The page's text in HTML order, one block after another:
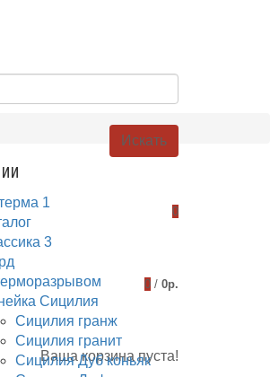
Искать
0
0 / 0р.
Ваша корзина пуста!
1
3
Сицилия
Сицилия гранж
Сицилия гранит
Сицилия Дуб коньяк